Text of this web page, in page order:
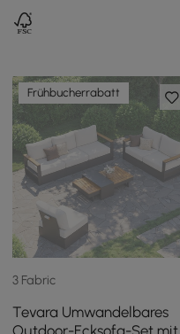
Frühbucherrabatt
3 Fabric
Tevara Umwandelbares
Outdoor-Ecksofa-Set mit